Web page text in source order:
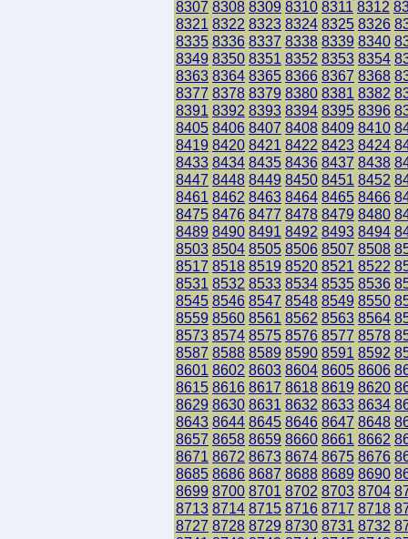
8307 8308 8309 8310 8311 8312
8321 8322 8323 8324 8325 8326
8335 8336 8337 8338 8339 8340
8349 8350 8351 8352 8353 8354
8363 8364 8365 8366 8367 8368
8377 8378 8379 8380 8381 8382
8391 8392 8393 8394 8395 8396
8405 8406 8407 8408 8409 8410
8419 8420 8421 8422 8423 8424
8433 8434 8435 8436 8437 8438
8447 8448 8449 8450 8451 8452
8461 8462 8463 8464 8465 8466
8475 8476 8477 8478 8479 8480
8489 8490 8491 8492 8493 8494
8503 8504 8505 8506 8507 8508
8517 8518 8519 8520 8521 8522
8531 8532 8533 8534 8535 8536
8545 8546 8547 8548 8549 8550
8559 8560 8561 8562 8563 8564
8573 8574 8575 8576 8577 8578
8587 8588 8589 8590 8591 8592
8601 8602 8603 8604 8605 8606
8615 8616 8617 8618 8619 8620
8629 8630 8631 8632 8633 8634
8643 8644 8645 8646 8647 8648
8657 8658 8659 8660 8661 8662
8671 8672 8673 8674 8675 8676
8685 8686 8687 8688 8689 8690
8699 8700 8701 8702 8703 8704
8713 8714 8715 8716 8717 8718
8727 8728 8729 8730 8731 8732